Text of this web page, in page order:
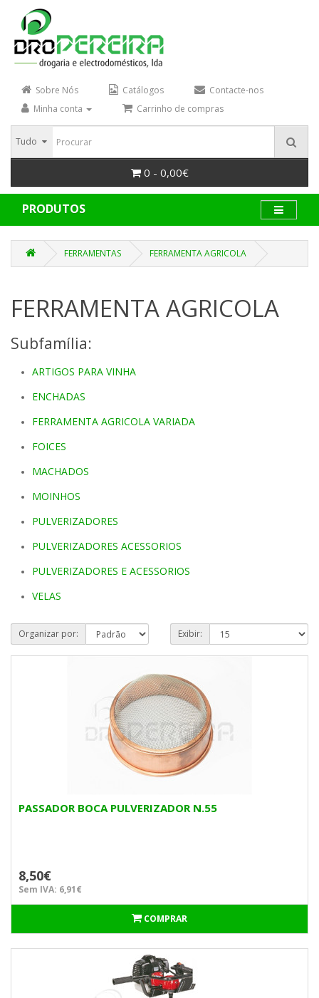
Sobre Nós Catálogos
Contacte-nos
Minha conta
Carrinho de compras
Tudo
0 - 0,00€
PRODUTOS
FERRAMENTAS FERRAMENTA AGRICOLA
FERRAMENTA AGRICOLA
Subfamília:
ARTIGOS PARA VINHA
ENCHADAS
FERRAMENTA AGRICOLA VARIADA
FOICES
MACHADOS
MOINHOS
PULVERIZADORES
PULVERIZADORES ACESSORIOS
PULVERIZADORES E ACESSORIOS
VELAS
Organizar por: Exibir:
PASSADOR BOCA PULVERIZADOR N.55
8,50€
Sem IVA: 6,91€
COMPRAR